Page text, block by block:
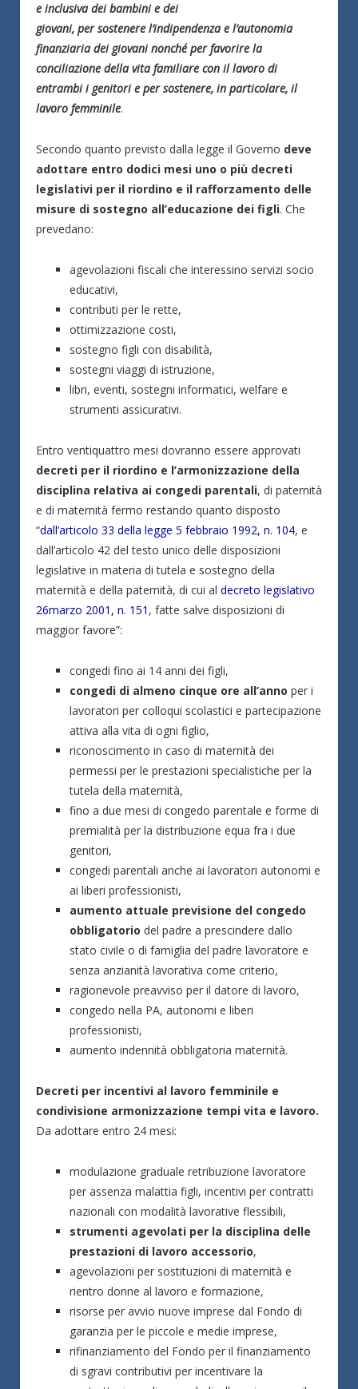
e inclusiva dei bambini e dei
giovani, per sostenere l’indipendenza e l’autonomia
finanziaria dei giovani nonché per favorire la
conciliazione della vita familiare con il lavoro di
entrambi i genitori e per sostenere, in particolare, il
lavoro femminile.
Secondo quanto previsto dalla legge il Governo deve
adottare entro dodici mesi uno o più decreti
legislativi per il riordino e il rafforzamento delle
misure di sostegno all’educazione dei figli. Che
prevedano:
agevolazioni fiscali che interessino servizi socio
educativi,
contributi per le rette,
ottimizzazione costi,
sostegno figli con disabilità,
sostegni viaggi di istruzione,
libri, eventi, sostegni informatici, welfare e
strumenti assicurativi.
Entro ventiquattro mesi dovranno essere approvati
decreti per il riordino e l’armonizzazione della
disciplina relativa ai congedi parentali, di paternità
e di maternità fermo restando quanto disposto
“dall’articolo 33 della legge 5 febbraio 1992, n. 104, e
dall’articolo 42 del testo unico delle disposizioni
legislative in materia di tutela e sostegno della
maternità e della paternità, di cui al decreto legislativo
26marzo 2001, n. 151 , fatte salve disposizioni di
maggior favore”:
congedi fino ai 14 anni dei figli,
congedi di almeno cinque ore all’anno per i
lavoratori per colloqui scolastici e partecipazione
attiva alla vita di ogni figlio,
riconoscimento in caso di maternità dei
permessi per le prestazioni specialistiche per la
tutela della maternità,
fino a due mesi di congedo parentale e forme di
premialità per la distribuzione equa fra i due
genitori,
congedi parentali anche ai lavoratori autonomi e
ai liberi professionisti,
aumento attuale previsione del congedo
obbligatorio del padre a prescindere dallo
stato civile o di famiglia del padre lavoratore e
senza anzianità lavorativa come criterio,
ragionevole preavviso per il datore di lavoro,
congedo nella PA, autonomi e liberi
professionisti,
aumento indennità obbligatoria maternità.
Decreti per incentivi al lavoro femminile e
condivisione armonizzazione tempi vita e lavoro.
Da adottare entro 24 mesi:
modulazione graduale retribuzione lavoratore
per assenza malattia figli, incentivi per contratti
nazionali con modalità lavorative flessibili,
strumenti agevolati per la disciplina delle
prestazioni di lavoro accessorio,
agevolazioni per sostituzioni di maternità e
rientro donne al lavoro e formazione,
risorse per avvio nuove imprese dal Fondo di
garanzia per le piccole e medie imprese,
rifinanziamento del Fondo per il finanziamento
di sgravi contributivi per incentivare la